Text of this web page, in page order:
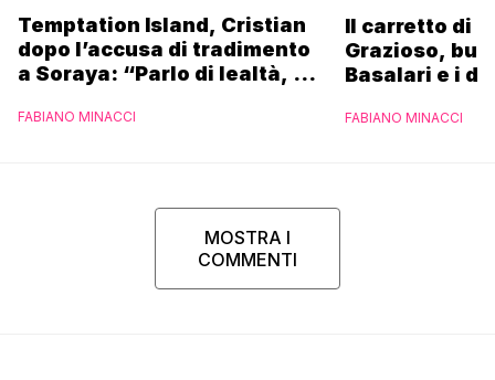
Temptation Island, Cristian
dopo l’accusa di tradimento
a Soraya: “Parlo di lealtà, ma
FABIANO MINACCI
Il carretto di
Grazioso,
Basalari e i
Ferrero”
FABIANO MINACCI
MOSTRA I
COMMENTI